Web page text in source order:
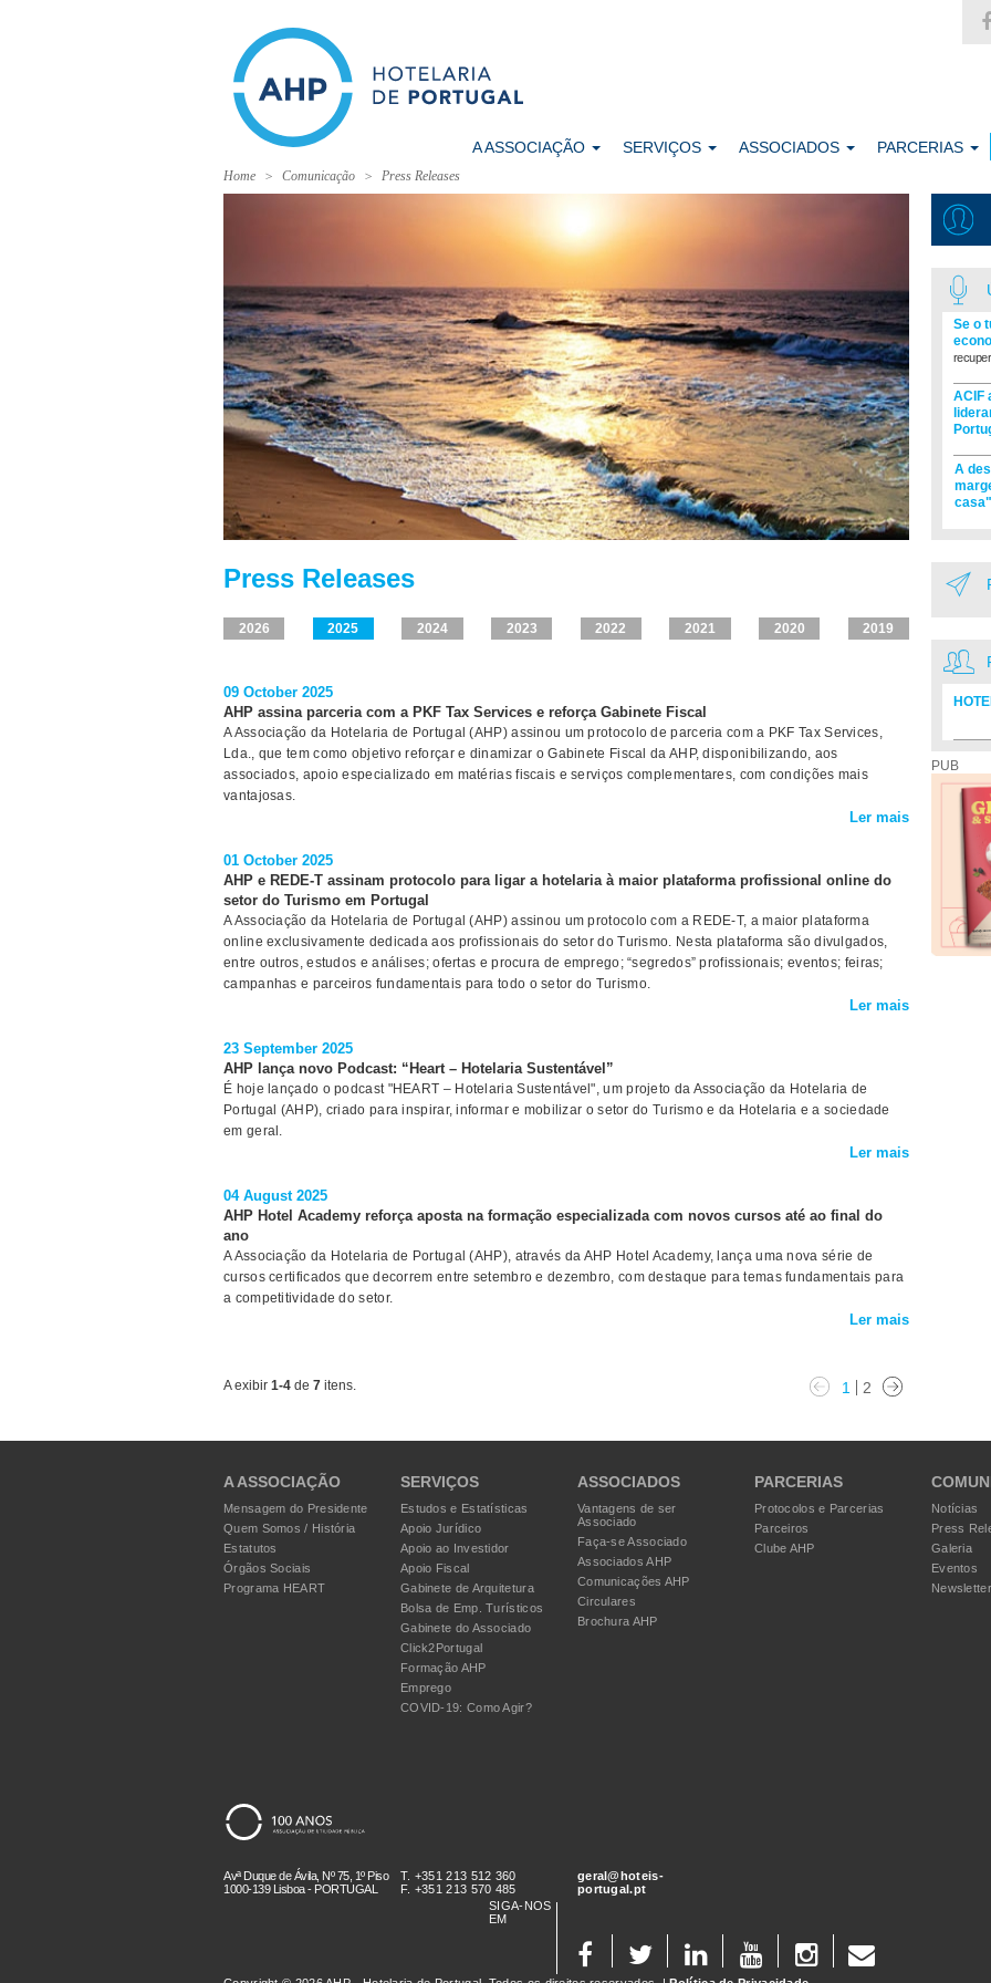
A ASSOCIAÇÃO SERVIÇOS ASSOCIADOS PARCERIAS
Home Comunicação Press Releases
Press Releases
2026 2025 2024 2023 2022 2021 2020 2019
09 October 2025
AHP assina parceria com a PKF Tax Services e reforça Gabinete Fiscal
A Associação da Hotelaria de Portugal (AHP) assinou um protocolo de parceria com a PKF Tax Services,
Lda., que tem como objetivo reforçar e dinamizar o Gabinete Fiscal da AHP, disponibilizando, aos
associados, apoio especializado em matérias fiscais e serviços complementares, com condições mais
vantajosas.
Ler mais
01 October 2025
AHP e REDE-T assinam protocolo para ligar a hotelaria à maior plataforma profissional online do
setor do Turismo em Portugal
A Associação da Hotelaria de Portugal (AHP) assinou um protocolo com a REDE-T, a maior plataforma
online exclusivamente dedicada aos profissionais do setor do Turismo. Nesta plataforma são divulgados,
entre outros, estudos e análises; ofertas e procura de emprego; “segredos” profissionais; eventos; feiras;
campanhas e parceiros fundamentais para todo o setor do Turismo.
Ler mais
23 September 2025
AHP lança novo Podcast: “Heart – Hotelaria Sustentável”
É hoje lançado o podcast "HEART – Hotelaria Sustentável", um projeto da Associação da Hotelaria de
Portugal (AHP), criado para inspirar, informar e mobilizar o setor do Turismo e da Hotelaria e a sociedade
em geral.
Ler mais
04 August 2025
AHP Hotel Academy reforça aposta na formação especializada com novos cursos até ao final do
ano
A Associação da Hotelaria de Portugal (AHP), através da AHP Hotel Academy, lança uma nova série de
cursos certificados que decorrem entre setembro e dezembro, com destaque para temas fundamentais para
a competitividade do setor.
Ler mais
A exibir 1-4 de 7 itens. 1 2
Se o
ACIF
A
PUB
A ASSOCIAÇÃO
Mensagem do Presidente
Quem Somos / História
Estatutos
Órgãos Sociais
Programa HEART
SERVIÇOS
Estudos e Estatísticas
Apoio Jurídico
Apoio ao Investidor
Apoio Fiscal
Gabinete de Arquitetura
Bolsa de Emp. Turísticos
Gabinete do Associado
Click2Portugal
Formação AHP
Emprego
COVID-19: Como Agir?
ASSOCIADOS
Vantagens de ser
Associado
Faça-se Associado
Associados AHP
Comunicações AHP
Circulares
Brochura AHP
PARCERIAS
Protocolos e Parcerias
Parceiros
Clube AHP
Notícias
Press
Galeria
Eventos
Avª Duque de Ávila, Nº 75, 1º Piso
1000-139 Lisboa - PORTUGAL
T. +351 213 512 360
F. +351 213 570 485
geral@hoteis-
portugal.pt
SIGA-NOS
EM